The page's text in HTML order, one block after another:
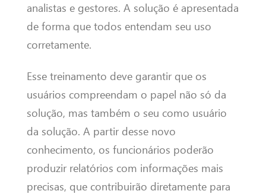
analistas e gestores. A solução é apresentada
de forma que todos entendam seu uso
corretamente.
Esse treinamento deve garantir que os
usuários compreendam o papel não só da
solução, mas também o seu como usuário
da solução. A partir desse novo
conhecimento, os funcionários poderão
produzir relatórios com informações mais
precisas, que contribuirão diretamente para